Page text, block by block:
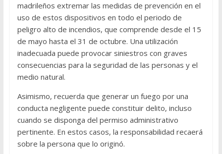
madrileños extremar las medidas de prevención en el
uso de estos dispositivos en todo el periodo de
peligro alto de incendios, que comprende desde el 15
de mayo hasta el 31 de octubre. Una utilización
inadecuada puede provocar siniestros con graves
consecuencias para la seguridad de las personas y el
medio natural.
Asimismo, recuerda que generar un fuego por una
conducta negligente puede constituir delito, incluso
cuando se disponga del permiso administrativo
pertinente. En estos casos, la responsabilidad recaerá
sobre la persona que lo originó.